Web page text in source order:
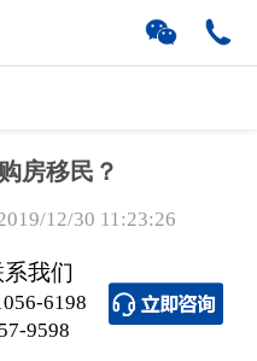
房移民？
12/30 11:23:26
我们
6198
9598